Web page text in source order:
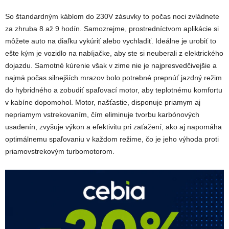
So štandardným káblom do 230V zásuvky to počas noci zvládnete
za zhruba 8 až 9 hodín. Samozrejme, prostredníctvom aplikácie si
môžete auto na diaľku vykúriť alebo vychladiť. Ideálne je urobiť to
ešte kým je vozidlo na nabíjačke, aby ste si neuberali z elektrického
dojazdu. Samotné kúrenie však v zime nie je najpresvedčivejšie a
najmä počas silnejších mrazov bolo potrebné prepnúť jazdný režim
do hybridného a zobudiť spaľovací motor, aby teplotnému komfortu
v kabíne dopomohol. Motor, našťastie, disponuje priamym aj
nepriamym vstrekovaním, čím eliminuje tvorbu karbónových
usadenín, zvyšuje výkon a efektivitu pri zaťažení, ako aj napomáha
optimálnemu spaľovaniu v každom režime, čo je jeho výhoda proti
priamovstrekovým turbomotorom.